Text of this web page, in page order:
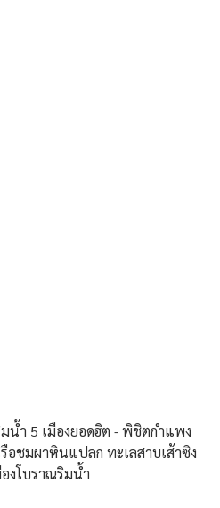
น้ำ 5 เมืองยอดฮิต - พิชิตกำแพง
อชมผาหินแปลก ทะเลสาบเส้าซิง
งโบราณริมน้ำ